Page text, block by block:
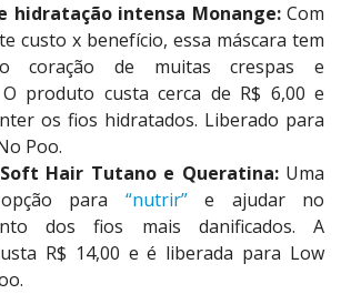
hidratação intensa Monange:Com
custo x benefício, essa máscara tem
coração de muitas crespas e
O produto custa cerca de R$ 6,00 e
os fios hidratados. Liberado para
Poo.
Hair Tutano e Queratina: Uma
para “nutrir”e ajudar no
dos fios mais danificados. A
R$ 14,00 e é liberada para Low